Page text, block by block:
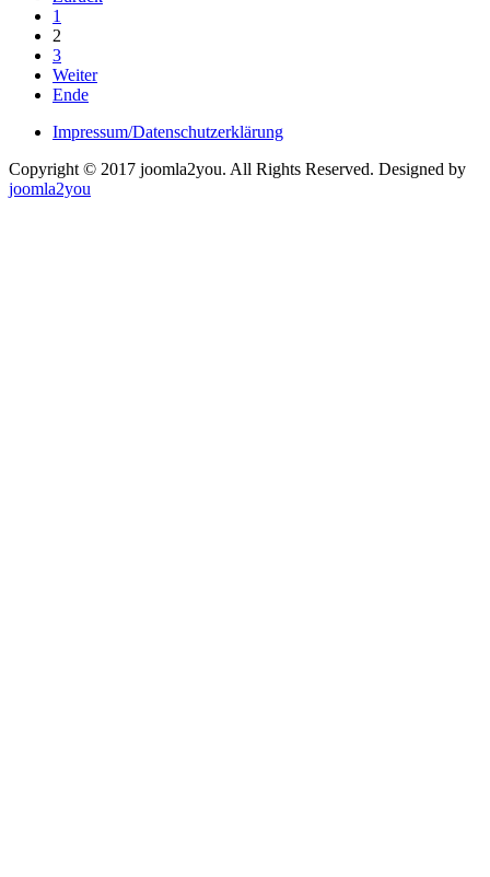
1
2
3
Weiter
Ende
Impressum/Datenschutzerklärung
Copyright © 2017 joomla2you. All Rights Reserved. Designed by
joomla2you